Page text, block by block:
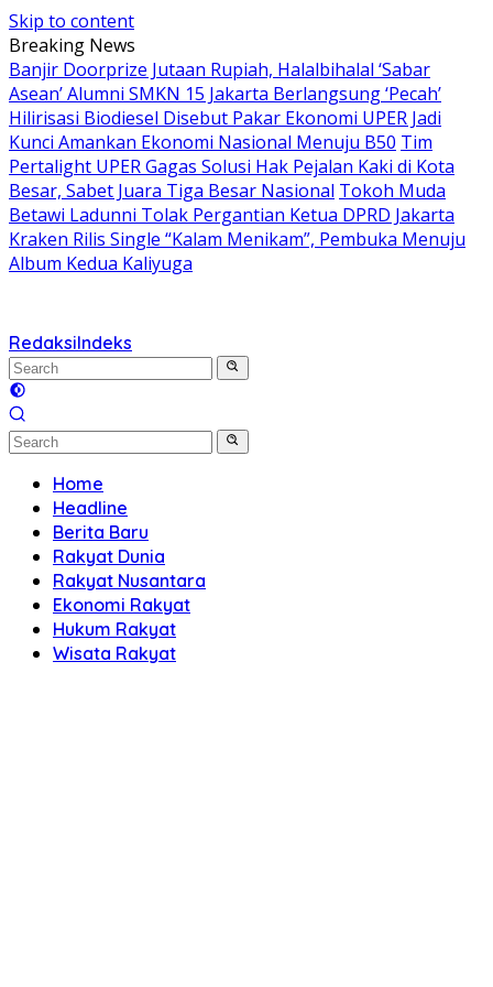
Skip to content
Breaking News
Banjir Doorprize Jutaan Rupiah, Halalbihalal ‘Sabar
Asean’ Alumni SMKN 15 Jakarta Berlangsung ‘Pecah’
Hilirisasi Biodiesel Disebut Pakar Ekonomi UPER Jadi
Kunci Amankan Ekonomi Nasional Menuju B50 Tim
Pertalight UPER Gagas Solusi Hak Pejalan Kaki di Kota
Besar, Sabet Juara Tiga Besar Nasional Tokoh Muda
Betawi Ladunni Tolak Pergantian Ketua DPRD Jakarta
Kraken Rilis Single “Kalam Menikam”, Pembuka Menuju
Album Kedua Kaliyuga
RedaksiIndeks
Home
Headline
Berita Baru
Rakyat Dunia
Rakyat Nusantara
Ekonomi Rakyat
Hukum Rakyat
Wisata Rakyat